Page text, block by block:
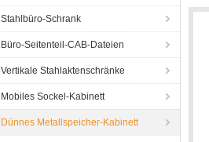
Stahlbüro-Schrank
Büro-Seitenteil-CAB-Dateien
Vertikale Stahlaktenschränke
Mobiles Sockel-Kabinett
Dünnes Metallspeicher-Kabinett